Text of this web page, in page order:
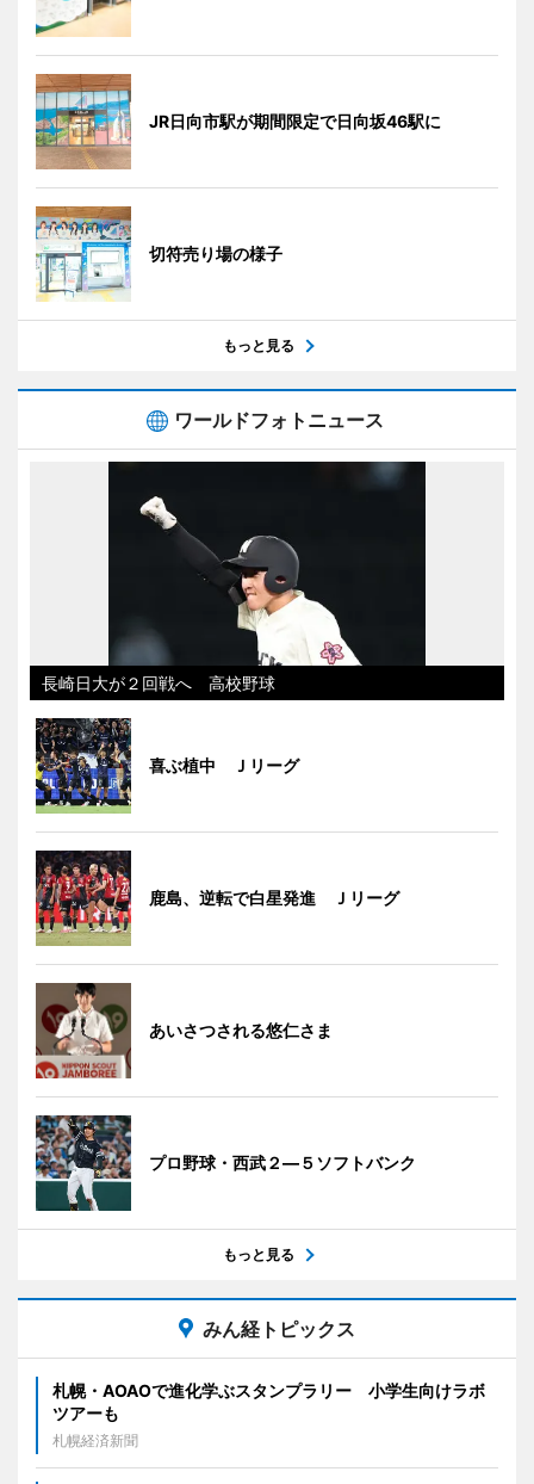
JR日向市駅が期間限定で日向坂46駅に
切符売り場の様子
もっと見る
ワールドフォトニュース
長崎日大が２回戦へ 高校野球
喜ぶ植中 Ｊリーグ
鹿島、逆転で白星発進 Ｊリーグ
あいさつされる悠仁さま
プロ野球・西武２―５ソフトバンク
もっと見る
みん経トピックス
札幌・AOAOで進化学ぶスタンプラリー 小学生向けラボ
ツアーも
札幌経済新聞